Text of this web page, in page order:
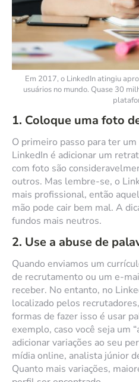
Em 2017, o LinkedIn atingiu
usuários no mundo. Quase 30
1. Coloque uma foto
O primeiro passo para ter
LinkedIn é adicionar um
com foto são
outros. Mas lembre-se, o
mais profissional, então
mão pode cair bem mal. A
fundos mais neutros.
2. Use a abuse de
Quando enviamos um
de recrutamento ou um e-
receber. No entanto, no
localizado pelos
formas de fazer isso é usar
exemplo, caso você seja um
adicionar variações ao seu
mídia online, analista júnior
Quanto mais variações,